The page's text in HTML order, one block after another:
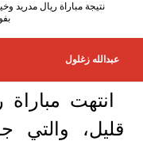
نتيجة مباراة ريال مدريد
عبدالله زغلول
انتهت
قليل، والتي